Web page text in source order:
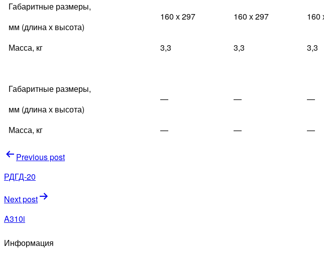
Габаритные размеры,
160 х 297
160 х 297 160
мм (длина х высота)
Масса, кг
3,3 3,3 3,3
Габаритные размеры,
—
— —
мм (длина х высота)
Масса, кг
— — —
Навигация
по
записям
Previous post
РДГД-20
Next post
A310i
Информация